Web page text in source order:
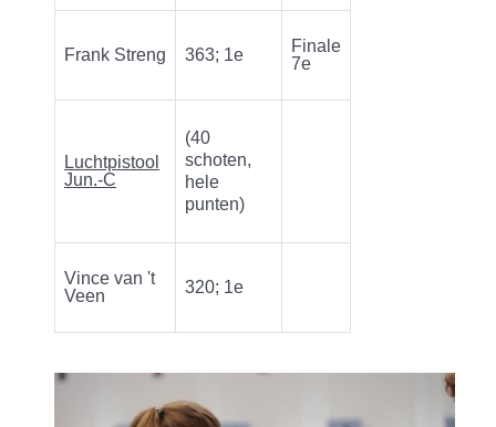
Frank Streng 363; 1e
Finale
7e
Luchtpistool
Jun.-C
(40
schoten,
hele
punten)
Vince van 't
Veen
320; 1e